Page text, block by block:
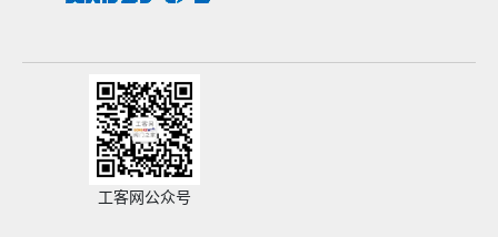
工客网公众号